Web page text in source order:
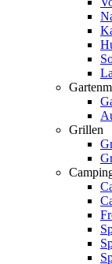
Grillen